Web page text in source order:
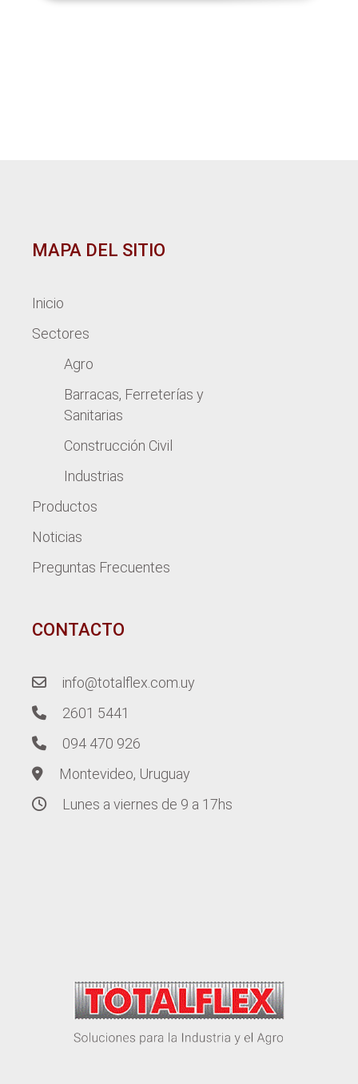
MAPA DEL SITIO
Inicio
Sectores
Agro
Barracas, Ferreterías y
Sanitarias
Construcción Civil
Industrias
Productos
Noticias
Preguntas Frecuentes
CONTACTO
info@totalflex.com.uy
2601 5441
094 470 926
Montevideo, Uruguay
Lunes a viernes de 9 a 17hs